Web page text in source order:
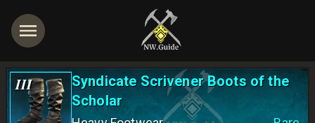
III
Syndicate Scrivener Boots of the
Scholar